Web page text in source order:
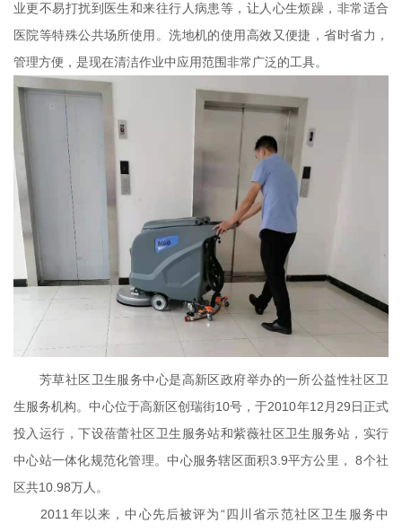
业更不易打扰到医生和来往行人病患等，让人心生烦躁，非常适合
医院等特殊公共场所使用。洗地机的使用高效又便捷，省时省力，
管理方便，是现在清洁作业中应用范围非常广泛的工具。
芳草社区卫生服务中心是高新区政府举办的一所公益性社区卫
生服务机构。中心位于高新区创瑞街10号，于2010年12月29日正式
投入运行，下设蓓蕾社区卫生服务站和紫薇社区卫生服务站，实行
中心站一体化规范化管理。中心服务辖区面积3.9平方公里， 8个社
区共10.98万人。
2011年以来，中心先后被评为“四川省示范社区卫生服务中